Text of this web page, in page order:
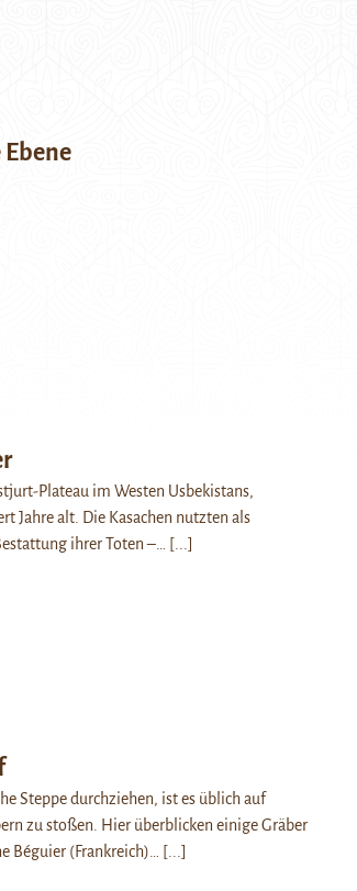
Plateau im Westen Usbekistans,
Jahre alt. Die Kasachen nutzten als
ihrer Toten –…
[...]
Steppe durchziehen, ist es üblich auf
zu stoßen. Hier überblicken einige Gräber
Béguier (Frankreich)…
[...]